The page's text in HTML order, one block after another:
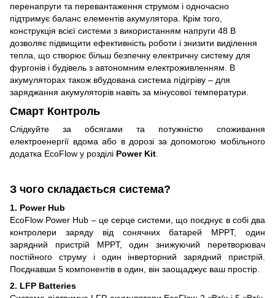
перенапруги та перевантаження струмом і одночасно
підтримує баланс елементів акумулятора. Крім того,
конструкція всієї системи з використанням напруги 48 В
дозволяє підвищити ефективність роботи і знизити виділення
тепла, що створює більш безпечну електричну систему для
фургонів і будівель з автономним електроживленням. В
акумуляторах також вбудована система підігріву – для
заряджання акумуляторів навіть за мінусової температури.
Смарт Контроль
Слідкуйте за обсягами та потужністю споживання
електроенергії вдома або в дорозі за допомогою мобільного
додатка EcoFlow у розділі Power Kit
З чого складається система?
1. Power Hub
EcoFlow Power Hub – це серце системи, що поєднує в собі два
контролери заряду від сонячних батарей MPPT, один
зарядний пристрій MPPT, один знижуючий перетворювач
постійного струму і один інверторний зарядний пристрій.
Поєднавши 5 компонентів в один, він заощаджує ваш простір.
2. LFP Batteries